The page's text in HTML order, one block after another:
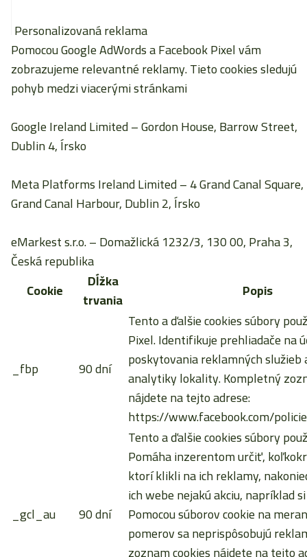
Personalizovaná reklama
Pomocou Google AdWords a Facebook Pixel vám
zobrazujeme relevantné reklamy. Tieto cookies sledujú
pohyb medzi viacerými stránkami
Google Ireland Limited– Gordon House, Barrow Street,
Dublin 4, Írsko
Meta Platforms Ireland Limited– 4 Grand Canal Square,
Grand Canal Harbour, Dublin 2, Írsko
eMarkest s.r.o.– Domažlická 1232/3, 130 00, Praha 3,
Česká republika
Cookie
Dĺžka
trvania
Popis
_fbp 90 dní
Tento a ďalšie cookies súbory
Pixel. Identifikuje prehliadače na
poskytovania reklamných služieb
analytiky lokality. Kompletný
nájdete na tejto adrese:
https://www.facebook.com/
_gcl_au 90 dní
Tento a ďalšie cookies súbory
Pomáha inzerentom určiť,
ktorí klikli na ich reklamy,
ich webe nejakú akciu, napríklad
Pomocou súborov cookie na
pomerov sa neprispôsobujú